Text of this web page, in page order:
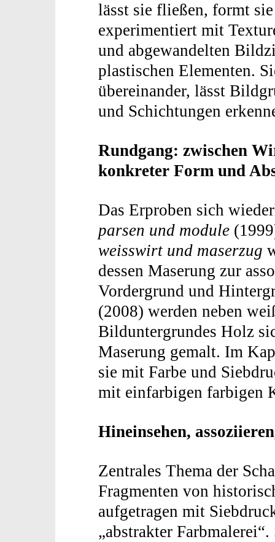
lässt sie fließen, formt
experimentiert mit
und abgewandelten
plastischen Elementen.
übereinander, lässt
und Schichtungen
Rundgang: zwischen
konkreter Form und
Das Erproben sich
parsen und module
weisswirt und maserzug
dessen Maserung zur
Vordergrund und
(2008) werden neben
Bilduntergrundes Holz
Maserung gemalt. Im
sie mit Farbe und
mit einfarbigen farbigen
Hineinsehen,
Zentrales Thema der
Fragmenten von
aufgetragen mit
„abstrakter